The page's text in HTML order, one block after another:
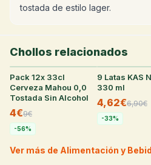
tostada de estilo lager.
Chollos relacionados
Pack 12x 33cl
Cerveza Mahou 0,0
Tostada Sin Alcohol
4€9€
-56%
9 Latas KAS
330 ml
4,62€6,90€
-33%
Ver más de Alimentación y